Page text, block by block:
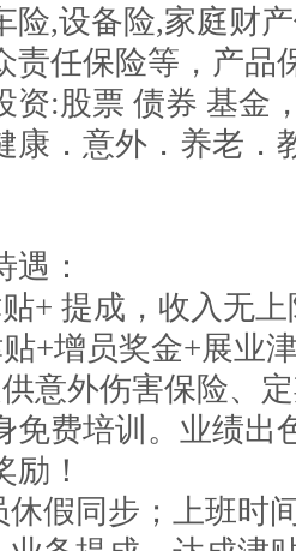
险,设备险,家庭财
责任保险等，产品
资:股票 债券 基金
康．意外．养老．
：
+ 提成，收入无上
+增员奖金+展业
意外伤害保险、
免费培训。业绩出
！
休假同步；上班时